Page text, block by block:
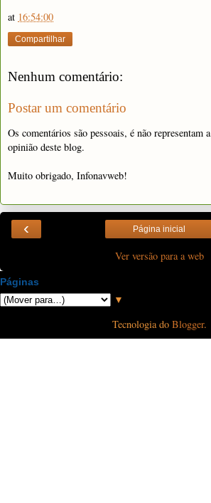
at 16:54:00
Compartilhar
Nenhum comentário:
Postar um comentário
Os comentários são pessoais, é não representam a
opinião deste blog.
Muito obrigado, Infonavweb!
‹ Página inicial
Ver versão para a web
Páginas
▼
Tecnologia do Blogger.